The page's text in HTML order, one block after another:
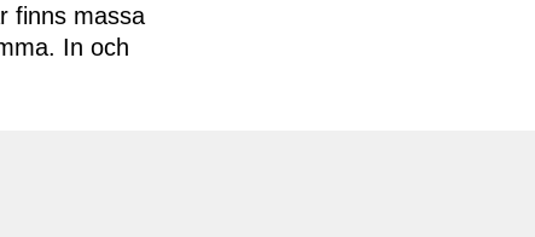
finns massa
In och